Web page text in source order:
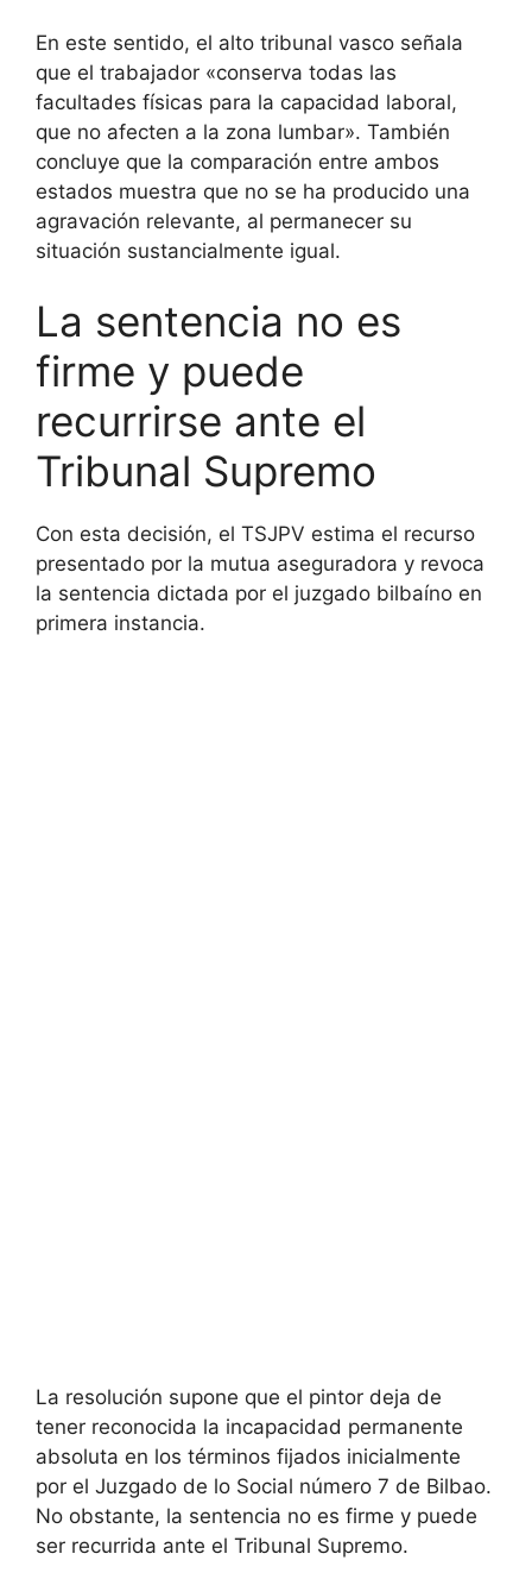
En este sentido, el alto tribunal vasco señala
que el trabajador «conserva todas las
facultades físicas para la capacidad laboral,
que no afecten a la zona lumbar». También
concluye que la comparación entre ambos
estados muestra que no se ha producido una
agravación relevante, al permanecer su
situación sustancialmente igual.
La sentencia no es
firme y puede
recurrirse ante el
Tribunal Supremo
Con esta decisión, el TSJPV estima el recurso
presentado por la mutua aseguradora y revoca
la sentencia dictada por el juzgado bilbaíno en
primera instancia.
La resolución supone que el pintor deja de
tener reconocida la incapacidad permanente
absoluta en los términos fijados inicialmente
por el Juzgado de lo Social número 7 de Bilbao.
No obstante, la sentencia no es firme y puede
ser recurrida ante el Tribunal Supremo.